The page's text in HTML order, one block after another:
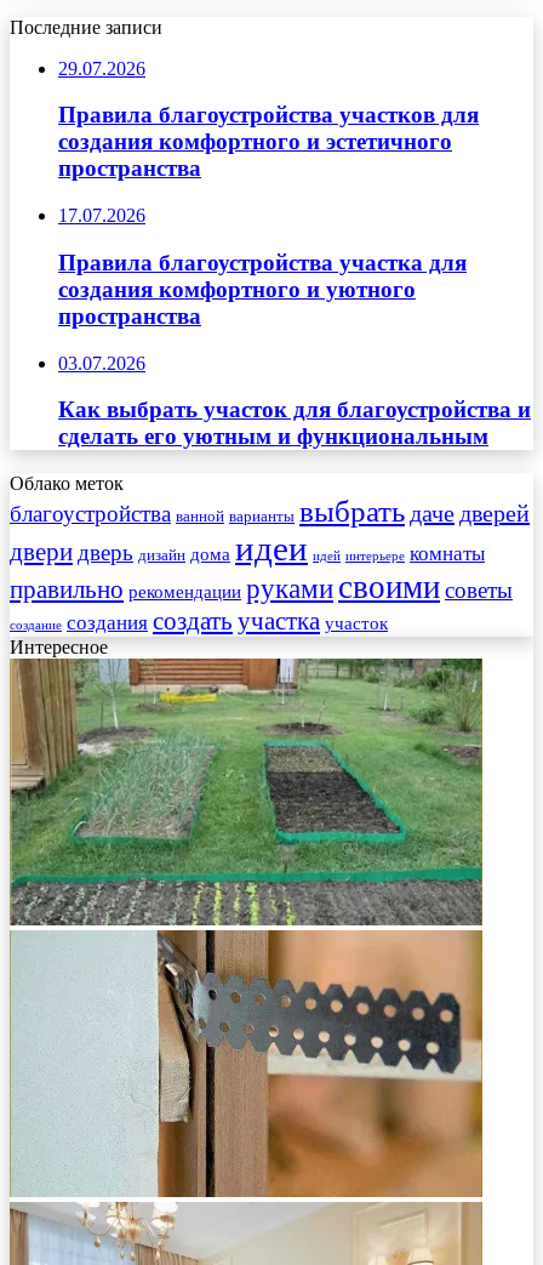
Последние записи
29.07.2026
Правила благоустройства участков для
создания комфортного и эстетичного
пространства
17.07.2026
Правила благоустройства участка для
создания комфортного и уютного
пространства
03.07.2026
Как выбрать участок для благоустройства и
сделать его уютным и функциональным
Облако меток
благоустройства ванной варианты выбрать даче дверей
двери дверь дизайн дома идеи идей интерьере комнаты
правильно рекомендации руками своимисоветы
создание создания создать участка участок
Интересное